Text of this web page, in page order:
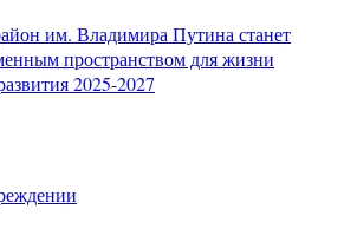
им. Владимира Путина станет
пространством для жизни
2025-2027